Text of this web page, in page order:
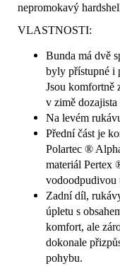
nepromokavý
VLASTNOSTI:
Bunda má dvě
byly přístupné i
Jsou komfortně
v zimě dozajista
Na levém
Přední část je
Polartec ®
materiál Pertex
vodoodpudivou
Zadní díl,
úpletu s
komfort, ale
dokonale
pohybu.